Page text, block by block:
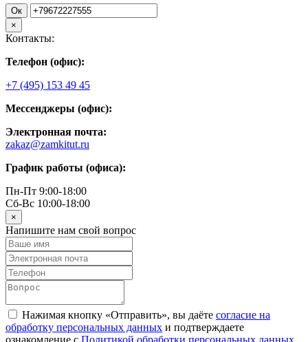
Ок
×
Контакты:
Телефон (офис):
+7 (495) 153 49 45
Мессенджеры (офис):
Электронная почта:
zakaz@zamkitut.ru
График работы (офиса):
Пн-Пт 9:00-18:00
Сб-Вс 10:00-18:00
×
Напишите нам свой вопрос
Нажимая кнопку «Отправить», вы даёте согласие на
обработку персональных данных и подтверждаете
ознакомление с Политикой обработки персональных данных